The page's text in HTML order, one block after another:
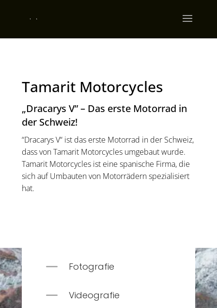
Tamarit Motorcycles
„Dracarys V” – Das erste Motorrad in
der Schweiz!
“Dracarys V“ ist das erste Motorrad in der Schweiz,
dass von Tamarit Motorcycles umgebaut wurde.
Tamarit Motorcycles ist eine spanische Firma, die
sich auf Umbauten von Motorrädern spezialisiert
hat.
K Fotografie
K Videografie